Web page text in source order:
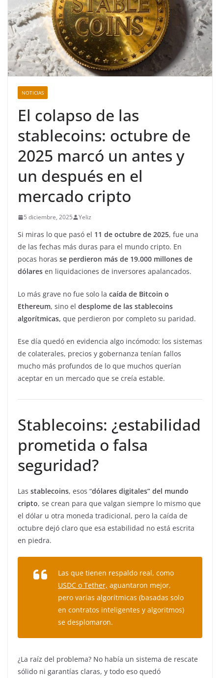
NOTICIAS
El colapso de las
stablecoins: octubre de
2025 marcó un antes y
un después en el
mercado cripto
5 diciembre, 2025 Yeliz
Si miras lo que pasó el 11 de octubre de 2025, fue una
de las fechas más duras para el mundo cripto. En
pocas horas se perdieron más de 19.000 millones de
dólares en liquidaciones de inversores apalancados.
Lo más grave no fue solo la caída de Bitcoin o
Ethereum, sino el desplome de las stablecoins
algorítmicas, que perdieron por completo su paridad.
Ese día quedó en evidencia algo incómodo: los sistemas
de colaterales, precios y gobernanza tenían fallos
mucho más profundos de lo que muchos querían
aceptar en un mercado que se creía estable.
Stablecoins: ¿estabilidad
prometida o falsa
seguridad?
Las stablecoins, esos “dólares digitales” del mundo
cripto, se crean para que valgan siempre lo mismo que
el dólar u otra moneda tradicional, pero la caída de
octubre dejó claro que esa estabilidad no está escrita
en piedra.
Las que tienen respaldo real, como
USDC o Tether, aguantaron mejor,
pero varias algorítmicas (basadas solo
en contratos inteligentes y algoritmos)
se desplomaron.
¿La raíz del problema? No había un sistema de rescate
sólido ni garantías claras, y todo eso quedó